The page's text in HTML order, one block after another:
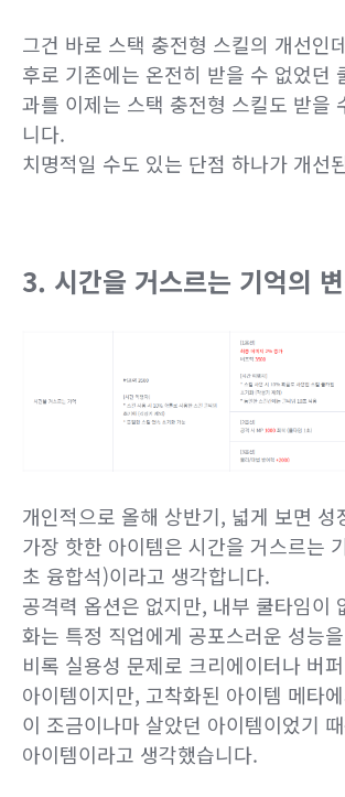
그건 바로 스택 충전형 스킬의 개선인
후로 기존에는 온전히 받을 수 없었던
과를 이제는 스택 충전형 스킬도 받을
니다.
치명적일 수도 있는 단점 하나가 개선
3. 시간을 거스르는 기억의
개인적으로 올해 상반기, 넓게 보면 성
가장 핫한 아이템은 시간을 거스르는
초 융합석)이라고 생각합니다.
공격력 옵션은 없지만, 내부 쿨타임이
화는 특정 직업에게 공포스러운 성능
비록 실용성 문제로 크리에이터나 버
아이템이지만, 고착화된 아이템 메타
이 조금이나마 살았던 아이템이었기
아이템이라고 생각했습니다.